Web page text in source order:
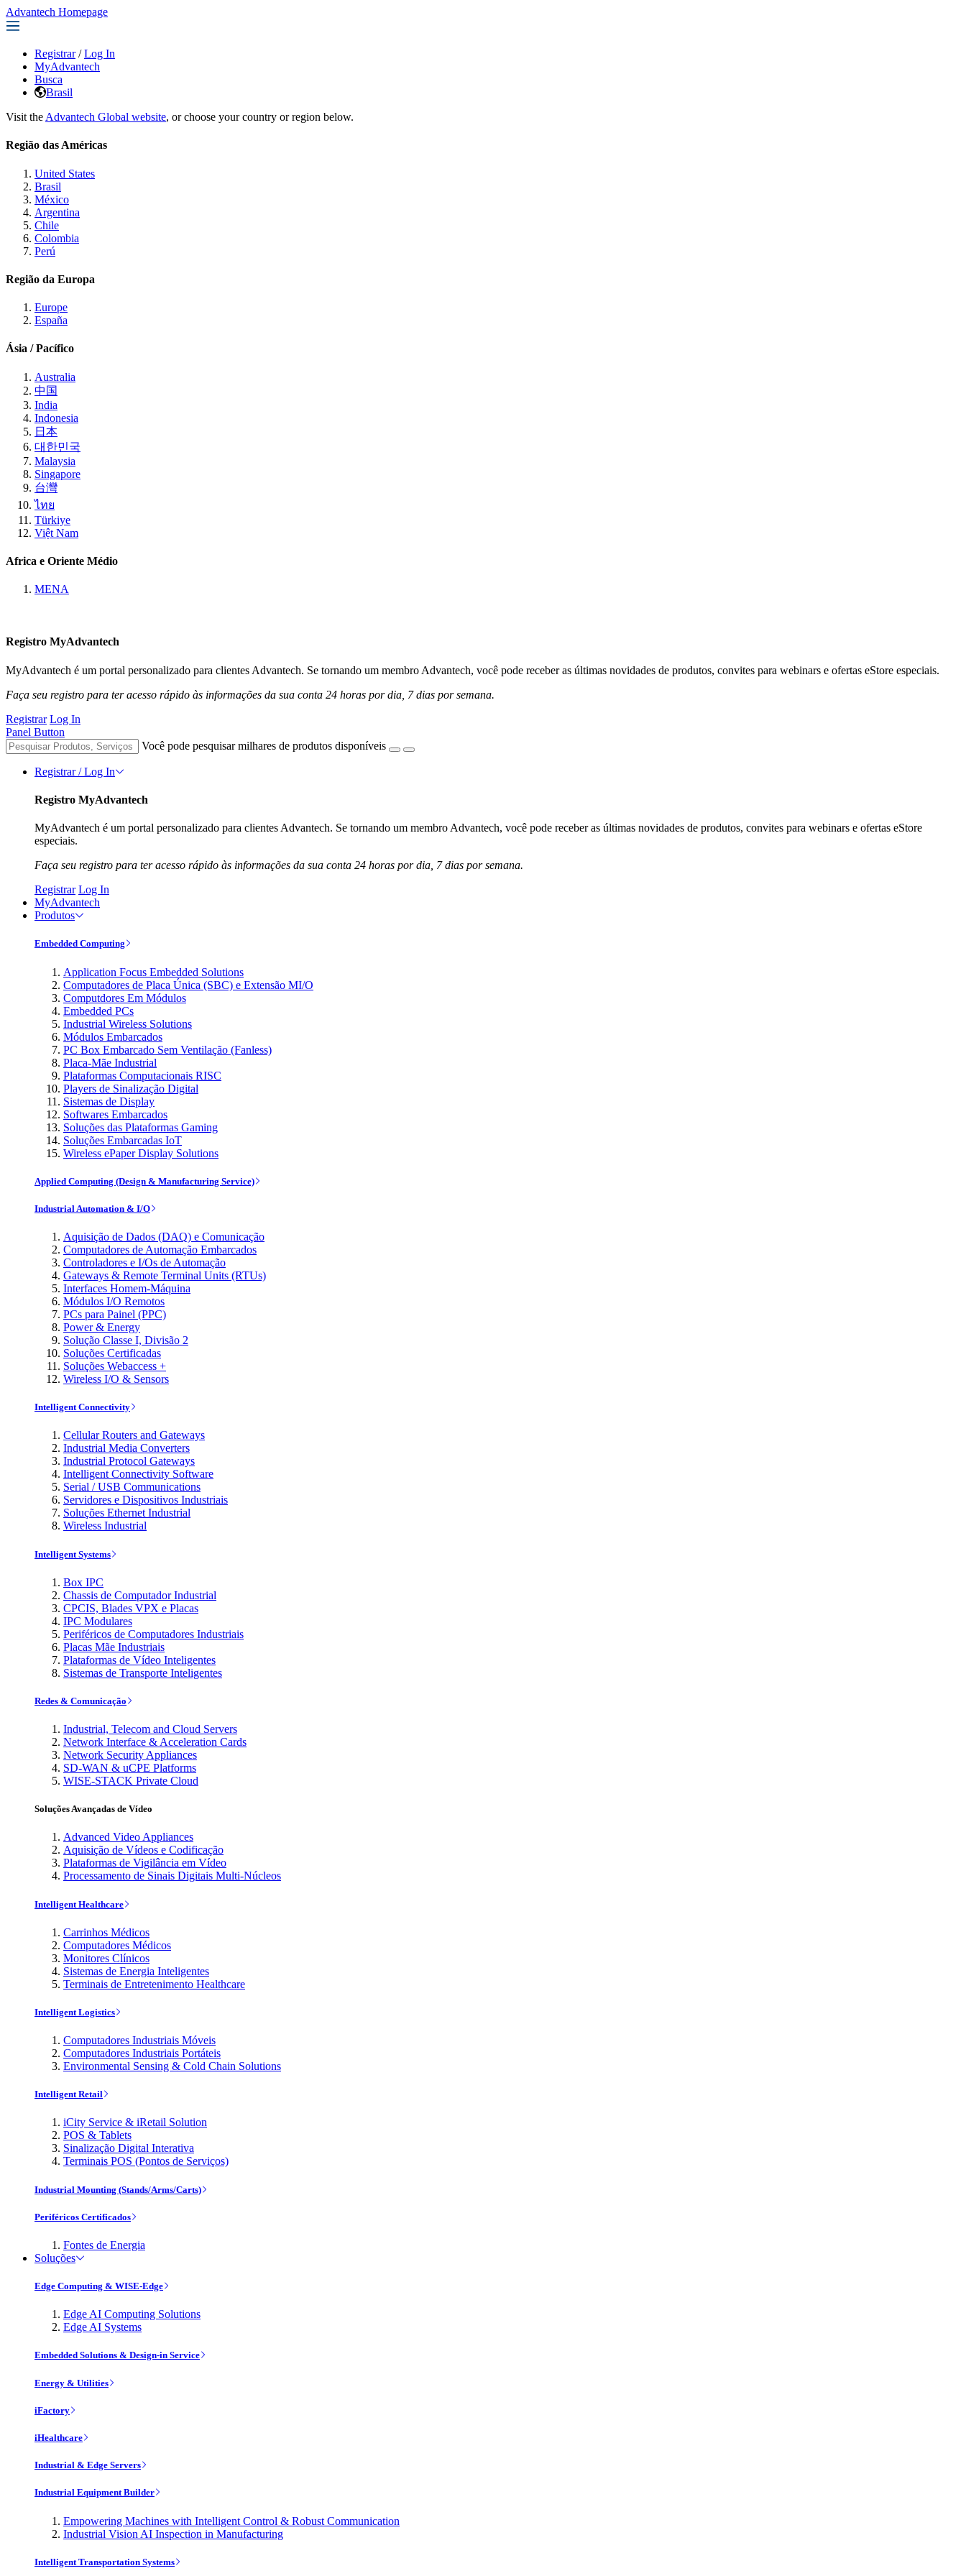
Advantech Homepage
Registrar / Log In
MyAdvantech
Busca
Brasil
Visit the Advantech Global website, or choose your country or region below.
Região das Américas
United States
Brasil
México
Argentina
Chile
Colombia
Perú
Região da Europa
Europe
España
Ásia / Pacífico
Australia
中国
India
Indonesia
日本
대한민국
Malaysia
Singapore
台灣
ไทย
Türkiye
Việt Nam
Africa e Oriente Médio
MENA
Registro MyAdvantech
MyAdvantech é um portal personalizado para clientes Advantech. Se tornando um membro Advantech, você pode receber as últimas novidades de produtos, convites para webinars e ofertas eStore especiais.
Faça seu registro para ter acesso rápido às informações da sua conta 24 horas por dia, 7 dias por semana.
Registrar Log In
Panel Button
Você pode pesquisar milhares de produtos disponíveis
Registrar / Log In
Registro MyAdvantech
MyAdvantech é um portal personalizado para clientes Advantech. Se tornando um membro Advantech, você pode receber as últimas novidades de produtos, convites para webinars e ofertas eStore
especiais.
Faça seu registro para ter acesso rápido às informações da sua conta 24 horas por dia, 7 dias por semana.
Registrar Log In
MyAdvantech
Produtos
Embedded Computing
Application Focus Embedded Solutions
Computadores de Placa Única (SBC) e Extensão MI/O
Computdores Em Módulos
Embedded PCs
Industrial Wireless Solutions
Módulos Embarcados
PC Box Embarcado Sem Ventilação (Fanless)
Placa-Mãe Industrial
Plataformas Computacionais RISC
Players de Sinalização Digital
Sistemas de Display
Softwares Embarcados
Soluções das Plataformas Gaming
Soluções Embarcadas IoT
Wireless ePaper Display Solutions
Applied Computing (Design & Manufacturing Service)
Industrial Automation & I/O
Aquisição de Dados (DAQ) e Comunicação
Computadores de Automação Embarcados
Controladores e I/Os de Automação
Gateways & Remote Terminal Units (RTUs)
Interfaces Homem-Máquina
Módulos I/O Remotos
PCs para Painel (PPC)
Power & Energy
Solução Classe I, Divisão 2
Soluções Certificadas
Soluções Webaccess +
Wireless I/O & Sensors
Intelligent Connectivity
Cellular Routers and Gateways
Industrial Media Converters
Industrial Protocol Gateways
Intelligent Connectivity Software
Serial / USB Communications
Servidores e Dispositivos Industriais
Soluções Ethernet Industrial
Wireless Industrial
Intelligent Systems
Box IPC
Chassis de Computador Industrial
CPCIS, Blades VPX e Placas
IPC Modulares
Periféricos de Computadores Industriais
Placas Mãe Industriais
Plataformas de Vídeo Inteligentes
Sistemas de Transporte Inteligentes
Redes & Comunicação
Industrial, Telecom and Cloud Servers
Network Interface & Acceleration Cards
Network Security Appliances
SD-WAN & uCPE Platforms
WISE-STACK Private Cloud
Soluções Avançadas de Vídeo
Advanced Video Appliances
Aquisição de Vídeos e Codificação
Plataformas de Vigilância em Vídeo
Processamento de Sinais Digitais Multi-Núcleos
Intelligent Healthcare
Carrinhos Médicos
Computadores Médicos
Monitores Clínicos
Sistemas de Energia Inteligentes
Terminais de Entretenimento Healthcare
Intelligent Logistics
Computadores Industriais Móveis
Computadores Industriais Portáteis
Environmental Sensing & Cold Chain Solutions
Intelligent Retail
iCity Service & iRetail Solution
POS & Tablets
Sinalização Digital Interativa
Terminais POS (Pontos de Serviços)
Industrial Mounting (Stands/Arms/Carts)
Periféricos Certificados
Fontes de Energia
Soluções
Edge Computing & WISE-Edge
Edge AI Computing Solutions
Edge AI Systems
Embedded Solutions & Design-in Service
Energy & Utilities
iFactory
iHealthcare
Industrial & Edge Servers
Industrial Equipment Builder
Empowering Machines with Intelligent Control & Robust Communication
Industrial Vision AI Inspection in Manufacturing
Intelligent Transportation Systems